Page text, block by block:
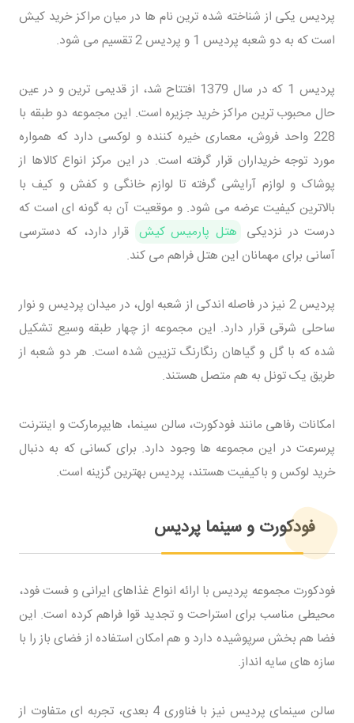
پردیس یکی از شناخته شده ترین نام ها در میان مراکز خرید کیش
است که به دو شعبه پردیس 1 و پردیس 2 تقسیم می شود.
پردیس 1 که در سال 1379 افتتاح شد، از قدیمی ترین و در عین
حال محبوب ترین مراکز خرید جزیره است. این مجموعه دو طبقه با
228 واحد فروش، معماری خیره کننده و لوکسی دارد که همواره
مورد توجه خریداران قرار گرفته است. در این مرکز انواع کالاها از
پوشاک و لوازم آرایشی گرفته تا لوازم خانگی و کفش و کیف با
بالاترین کیفیت عرضه می شود. و موقعیت آن به گونه ای است که
درست در نزدیکی هتل پارمیس کیش قرار دارد، که دسترسی
آسانی برای مهمانان این هتل فراهم می کند.
پردیس 2 نیز در فاصله اندکی از شعبه اول، در میدان پردیس و نوار
ساحلی شرقی قرار دارد. این مجموعه از چهار طبقه وسیع تشکیل
شده که با گل و گیاهان رنگارنگ تزیین شده است. هر دو شعبه از
طریق یک تونل به هم متصل هستند.
امکانات رفاهی مانند فودکورت، سالن سینما، هایپرمارکت و اینترنت
پرسرعت در این مجموعه ها وجود دارد. برای کسانی که به دنبال
خرید لوکس و باکیفیت هستند، پردیس بهترین گزینه است.
فودکورت و سینما پردیس
فودکورت مجموعه پردیس با ارائه انواع غذاهای ایرانی و فست فود،
محیطی مناسب برای استراحت و تجدید قوا فراهم کرده است. این
فضا هم بخش سرپوشیده دارد و هم امکان استفاده از فضای باز را با
سازه های سایه انداز.
سالن سینمای پردیس نیز با فناوری 4 بعدی، تجربه ای متفاوت از